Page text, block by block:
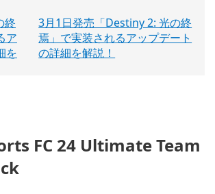
3月1日発売「Destiny 2: 光の終
焉」で実装されるアップデート
の詳細を解説！
FC 24 Ultimate Team